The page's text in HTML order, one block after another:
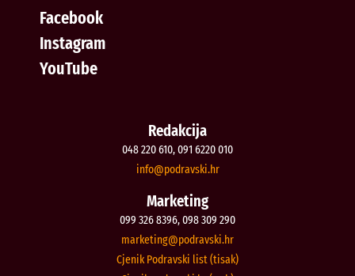
Facebook
Instagram
YouTube
Redakcija
048 220 610, 091 6220 010
rh.iksvardop
@ofni
Marketing
099 326 8396, 098 309 290
rh.iksvardop
@gnitekram
Cjenik Podravski list (tisak)